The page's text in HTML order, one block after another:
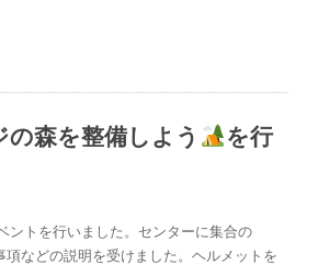
の森を整備しよう
を行
ントを行いました。センターに集合の
項などの説明を受けました。ヘルメットを